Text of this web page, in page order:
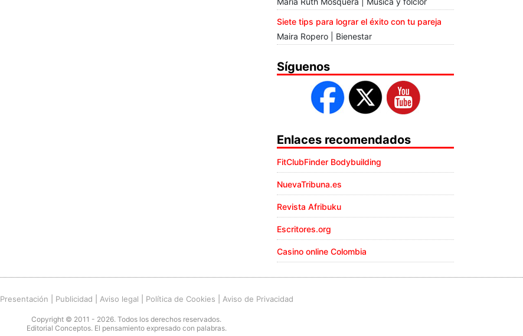
Siete tips para lograr el éxito con tu pareja
Maira Ropero | Bienestar
Síguenos
Enlaces recomendados
FitClubFinder Bodybuilding
NuevaTribuna.es
Revista Afribuku
Escritores.org
Casino online Colombia
Presentación Publicidad Aviso legal Política de Cookies Aviso de Privacidad
Copyright © 2011 - 2026. Todos los derechos reservados.
Editorial Conceptos. El pensamiento expresado con palabras.